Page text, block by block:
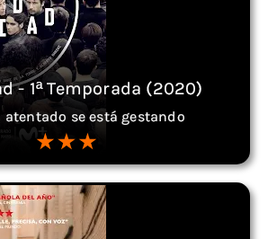
- 1ª Temporada (2020)
atentado se está gestando